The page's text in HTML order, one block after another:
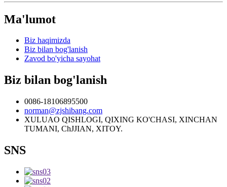
Ma'lumot
Biz haqimizda
Biz bilan bog'lanish
Zavod bo'yicha sayohat
Biz bilan bog'lanish
0086-18106895500
norman@zjshibang.com
XULUAO QISHLOGI, QIXING KO'CHASI, XINCHAN
TUMANI, ChJJIAN, XITOY.
SNS